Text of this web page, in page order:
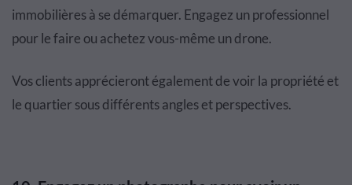
immobilières à se démarquer. Engagez un professionnel
pour le faire ou achetez vous-même un drone.
Vos clients apprécieront également de voir la propriété et
le quartier sous différents angles et perspectives.